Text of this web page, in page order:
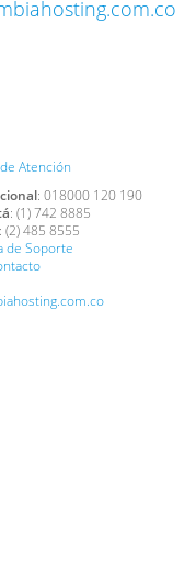
Atención
: 018000 120 190
: (1) 742 8885
: (2) 485 8555
de Soporte